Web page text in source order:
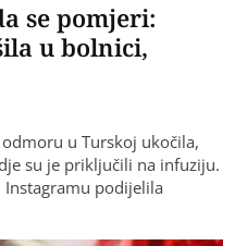
se pomjeri:
u bolnici,
u Turskoj ukočila,
su je priključili na infuziju.
Instagramu podijelila